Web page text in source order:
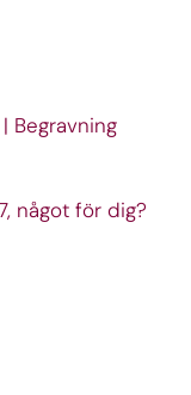
Begravning
något för dig?